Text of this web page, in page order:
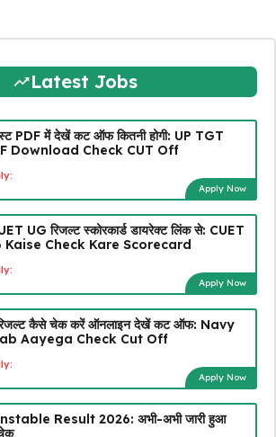
Latest Jobs
PDF में देखें कट ऑफ कितनी होगी: UP TGT
Download Check CUT Off
Apply Now
UG रिजल्ट स्कोरकार्ड डायरेक्ट लिंक से: CUET
Kaise Check Kare Scorecard
Apply Now
रिजल्ट कैसे चेक करें ऑनलाइन देखें कट ऑफ: Navy
Aayega Check Cut Off
Apply Now
Result 2026: अभी-अभी जारी हुआ